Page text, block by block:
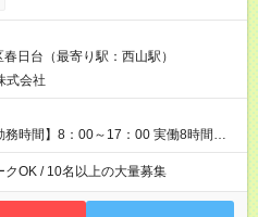
制度あり ◆面接交通費3000円支給 ◆精
トあり ┗障害をもつ子を育てる社員に
ートプランあり ┗自身/妻が不妊治療を
と治療費の補助 【試用期間】
長さ：3ヶ月 雇用形態、給与は本採用
日台（最寄り駅：西山駅）
式会社
務時間】8：00～17：00 実働8時間／
＊週4日以上働ける方のみ
クOK / 10名以上の大量募集